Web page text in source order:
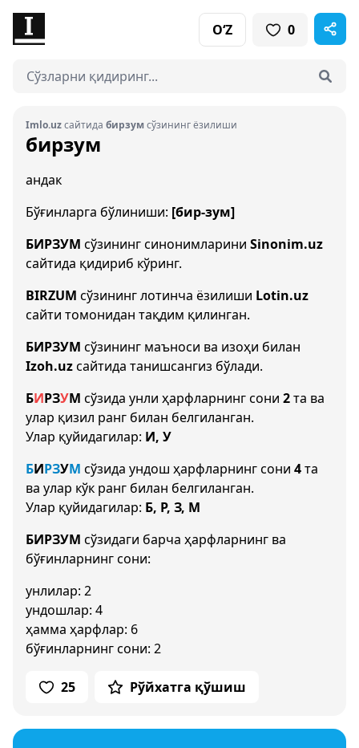
O‘Z 0
Imlo.uzсайтида бирзумсўзининг ёзилиши
бирзум
андак
Бўғинларга бўлиниши: [бир-зум]
БИРЗУМ сўзининг синонимларини Sinonim.uz
сайтида қидириб кўринг.
BIRZUM сўзининг лотинча ёзилиши Lotin.uz
сайти томонидан тақдим қилинган.
БИРЗУМ сўзининг маъноси ва изоҳи билан
Izoh.uzсайтида танишсангиз бўлади.
БИРЗУМ сўзида унли ҳарфларнинг сони 2та ва
улар қизил ранг билан белгиланган.
Улар қуйидагилар: И, У
БИРЗУМ сўзида ундош ҳарфларнинг сони 4та
ва улар кўк ранг билан белгиланган.
Улар қуйидагилар: Б, Р, З, М
БИРЗУМ сўзидаги барча ҳарфларнинг ва
бўғинларнинг сони:
унлилар: 2
ундошлар: 4
ҳамма ҳарфлар: 6
бўғинларнинг сони: 2
25 Рўйхатга қўшиш